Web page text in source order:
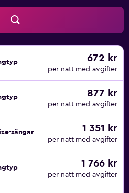
672 kr
per natt med avgifter
877 kr
per natt med avgifter
sängar 1 351 kr
per natt med avgifter
1 766 kr
per natt med avgifter